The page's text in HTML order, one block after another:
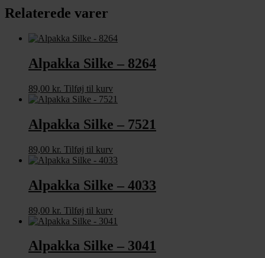
Relaterede varer
Alpakka Silke – 8264
89,00 kr. Tilføj til kurv
Alpakka Silke – 7521
89,00 kr. Tilføj til kurv
Alpakka Silke – 4033
89,00 kr. Tilføj til kurv
Alpakka Silke – 3041